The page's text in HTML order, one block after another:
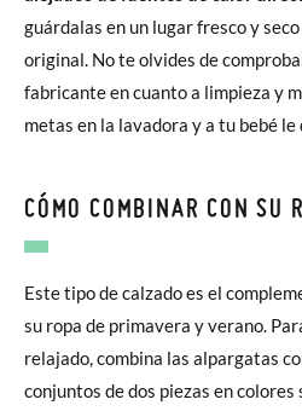
guárdalas en un lugar fresco y
original. No te olvides de
fabricante en cuanto a limpieza y
metas en la lavadora y a tu bebé
CÓMO COMBINAR CON SU
Este tipo de calzado es el
su ropa de primavera y verano.
relajado, combina las alpargatas
conjuntos de dos piezas en colores